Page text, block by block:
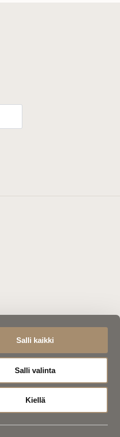
Salli kaikki
Salli valinta
Kiellä